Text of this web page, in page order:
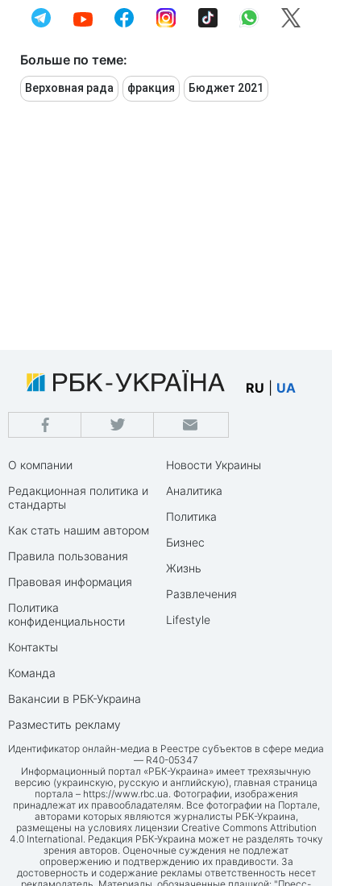
Больше по теме:
Верховная рада фракция Бюджет 2021
RU UA
О компании
Редакционная политика и
стандарты
Как стать нашим автором
Правила пользования
Правовая информация
Политика
конфиденциальности
Контакты
Команда
Вакансии в РБК-Украина
Разместить рекламу
Новости Украины
Аналитика
Политика
Бизнес
Жизнь
Развлечения
Lifestyle
Идентификатор онлайн-медиа в Реестре субъектов в сфере медиа
— R40-05347
Информационный портал «РБК-Украина» имеет трехязычную
версию (украинскую, русскую и английскую), главная страница
портала – https://www.rbc.ua. Фотографии, изображения
принадлежат их правообладателям. Все фотографии на Портале,
авторами которых являются журналисты РБК-Украина,
размещены на условиях лицензии Creative Commons Attribution
4.0 International. Редакция РБК-Украина может не разделять точку
зрения авторов. Оценочные суждения не подлежат
опровержению и подтверждению их правдивости. За
достоверность и содержание рекламы ответственность несет